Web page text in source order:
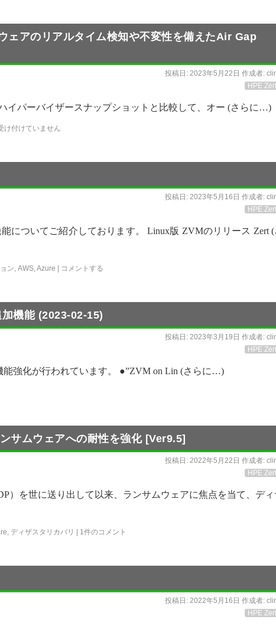
ェアのリアルタイム検知や不変性を備えたAir Gap
投稿日: 2023年5月22日 作成者:
HPE
ハイパーバイザースナップショットと比較して、オー (さらに…)
け付けていません
投稿日: 2023年5月16日 作成者:
HPE
についてご紹介しております。 Linux版 ZVMのリリース Zert (
ン, AWS,Azure | コメントする
機能 (2023-02-15)
投稿日: 2023年3月19日 作成者:
HPE
能強化が行われています。 ●”ZVM on Lin (さらに…)
サムウェアへの耐性を強化 [Ver9.5]
投稿日: 2022年5月22日 作成者:
HPE
）を世に送り出して以来、ランサムウェアに焦点を当て、ディ
, ディザスタリカバリ | 1件のコメント
投稿日: 2022年5月16日 作成者:
HPE